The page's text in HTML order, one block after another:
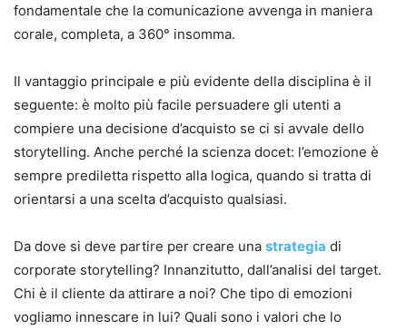
fondamentale che la comunicazione avvenga in maniera
corale, completa, a 360° insomma.
Il vantaggio principale e più evidente della disciplina è il
seguente: è molto più facile persuadere gli utenti a
compiere una decisione d’acquisto se ci si avvale dello
storytelling. Anche perché la scienza docet: l’emozione è
sempre prediletta rispetto alla logica, quando si tratta di
orientarsi a una scelta d’acquisto qualsiasi.
Da dove si deve partire per creare una strategia di
corporate storytelling? Innanzitutto, dall’analisi del target.
Chi è il cliente da attirare a noi? Che tipo di emozioni
vogliamo innescare in lui? Quali sono i valori che lo